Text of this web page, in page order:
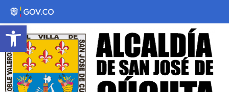
Abrir barra de herramientas